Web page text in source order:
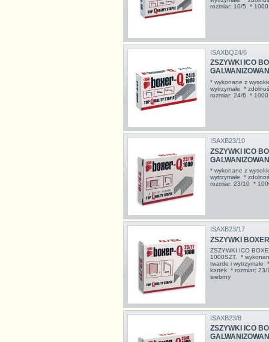
rozmiar: 10/5 *
ISAXBQ24/6
ZSZYWKI ICO
* wykonane z
wytrzymałe *
rozmiar: 24/6 *
ISAXB23/10
ZSZYWKI ICO
* wykonane z
wytrzymałe *
rozmiar: 23/10 *
ISAXB23/17
ZSZYWKI
ZSZYWKI ICO
1000SZT. *
twarde i wytrzymałe
kartek * rozmiar:
srebrny
ISAXB23/8
ZSZYWKI ICO